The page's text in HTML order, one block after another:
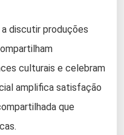
discutir produções
culturais e celebram
amplifica satisfação
que